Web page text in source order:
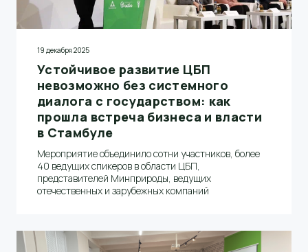
19 декабря 2025
Устойчивое развитие ЦБП
невозможно без системного
диалога с государством: как
прошла встреча бизнеса и власти
в Стамбуле
Мероприятие объединило сотни участников, более
40 ведущих спикеров в области ЦБП,
представителей Минприроды, ведущих
отечественных и зарубежных компаний